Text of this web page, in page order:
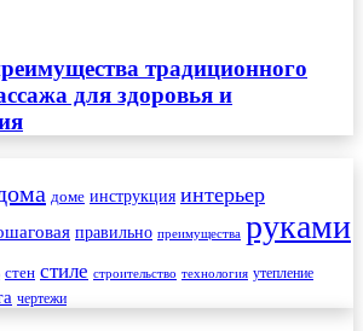
традиционного
для здоровья и
доме инструкция интерьер
правильно преимущества руками
стен стиле строительство технология утепление
чертежи